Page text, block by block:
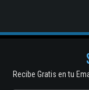
Recibe Gratis en tu